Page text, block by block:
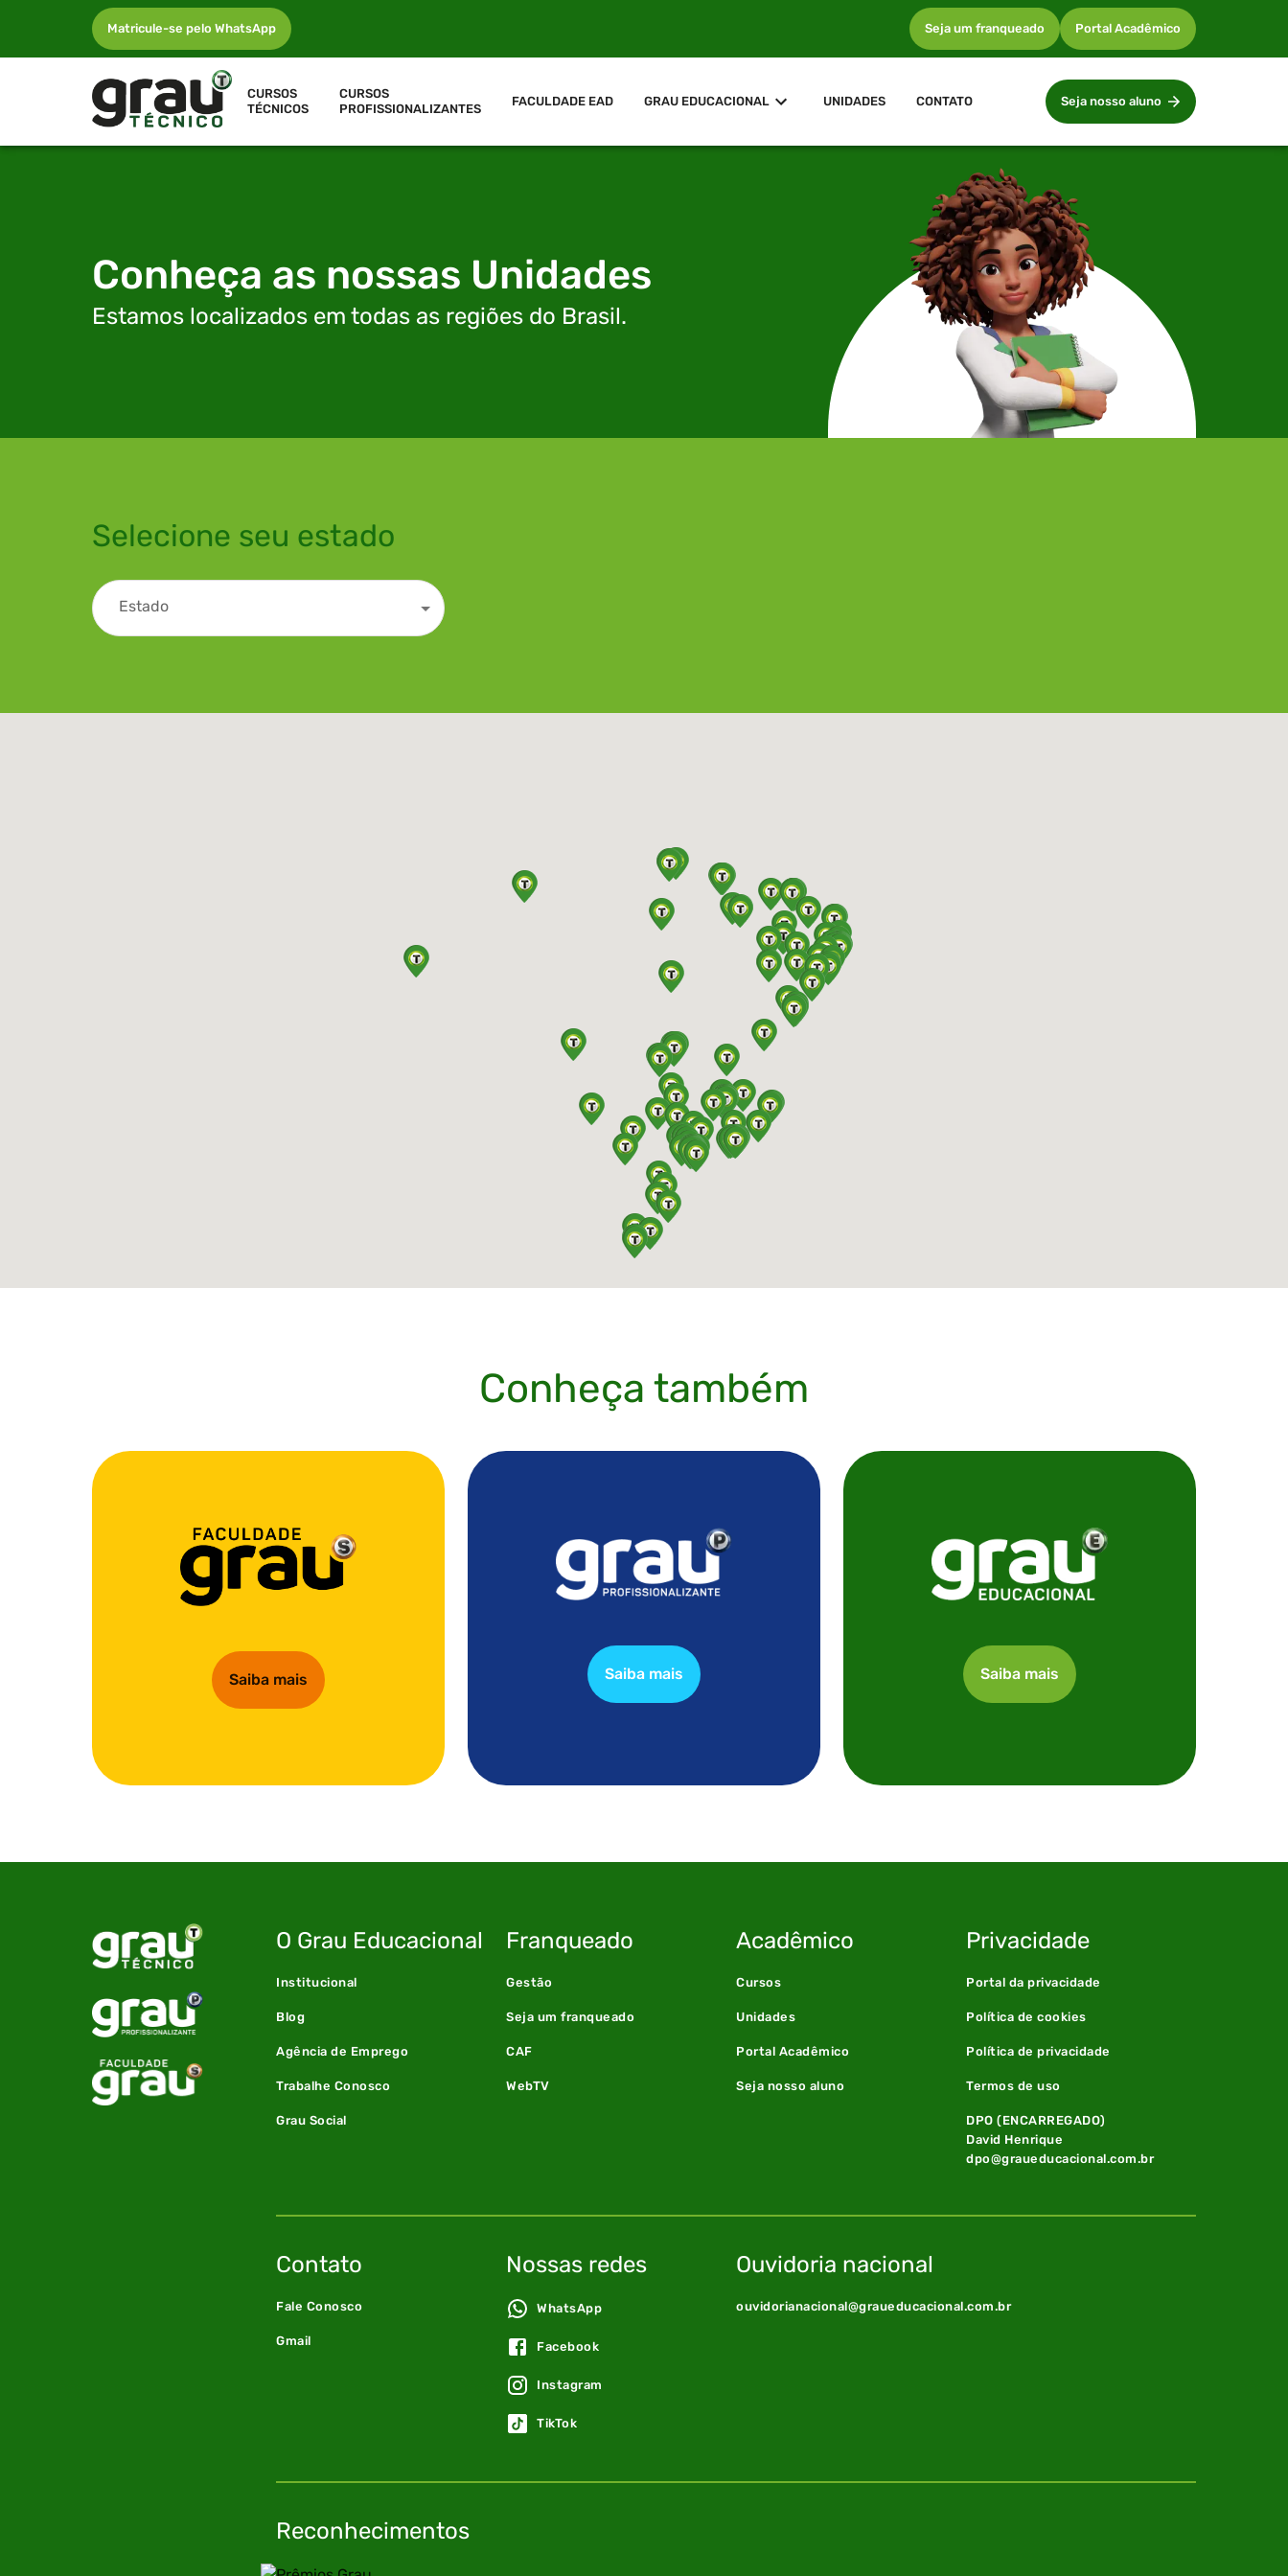
Matricule-se pelo WhatsApp Seja um franqueado Portal Acadêmico
CURSOS
TÉCNICOS
CURSOS
PROFISSIONALIZANTES
FACULDADE EAD GRAU EDUCACIONAL UNIDADES CONTATO Seja nosso aluno
Conheça as nossas Unidades
Estamos localizados em todas as regiões do Brasil.
Selecione seu estado
Estado
Conheça também
Saiba mais Saiba mais Saiba mais
O Grau Educacional
Institucional
Blog
Agência de Emprego
Trabalhe Conosco
Grau Social
Franqueado
Gestão
Seja um franqueado
CAF
WebTV
Acadêmico
Cursos
Unidades
Portal Acadêmico
Seja nosso aluno
Privacidade
Portal da privacidade
Política de cookies
Política de privacidade
Termos de uso
DPO (ENCARREGADO)
David Henrique
dpo@graueducacional.com.br
Contato
Fale Conosco
Gmail
Nossas redes
WhatsApp
Facebook
Instagram
TikTok
Ouvidoria nacional
ouvidorianacional@graueducacional.com.br
Reconhecimentos